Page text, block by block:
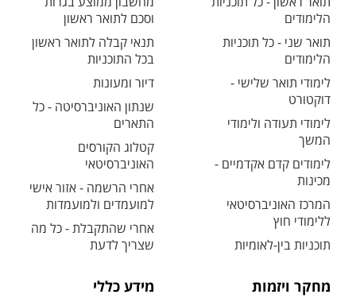
הלימודים
תואר שני - כל תוכניות
הלימודים
לימודי תואר שלישי -
דוקטורט
לימודי תעודה ולימודי
המשך
לימודים קדם אקדמיים -
מכינות
המרכז האוניברסיטאי
ללימודי חוץ
תוכניות בין-לאומיות
וסכם לתואר ראשון
תנאי קבלה לתואר ראשון
בכל התוכניות
דיור ומעונות
שנתון האוניברסיטה - כל
התארים
קטלוג הקורסים
האוניברסיטאי
אחרי הרשמה - אזור אישי
למועמדים ולמועמדות
אחרי שהתקבלת - כל מה
שצריך לדעת
מחקר ויזמות מידע כללי